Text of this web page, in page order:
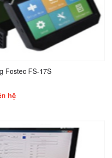
Fostec FS-17S
hệ